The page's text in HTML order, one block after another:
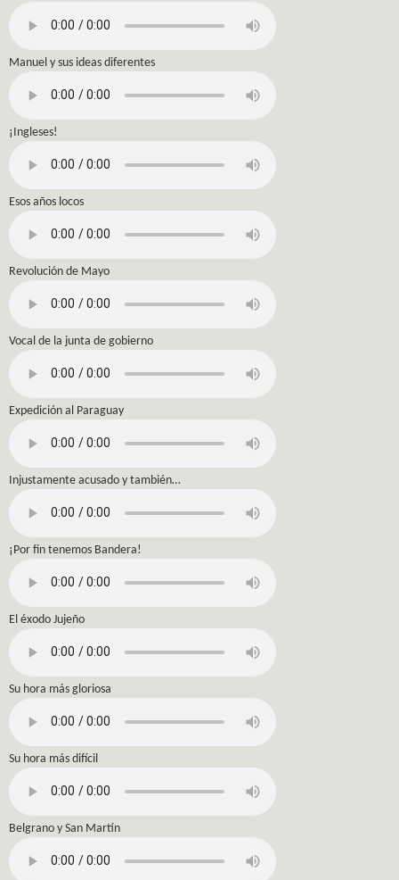
Manuel y sus ideas diferentes
¡Ingleses!
Esos años locos
Revolución de Mayo
Vocal de la junta de gobierno
Expedición al Paraguay
Injustamente acusado y también…
¡Por fin tenemos Bandera!
El éxodo Jujeño
Su hora más gloriosa
Su hora más difícil
Belgrano y San Martín